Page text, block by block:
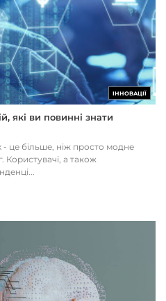
ІННОВАЦІЇ
які ви повинні знати
- це більше, ніж просто модне
Користувачі, а також